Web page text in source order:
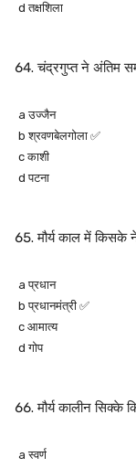
d तक्षशिला
चंद्रगुप्त ने अंतिम
a उज्जैन
b श्रवणबेलगोला ✅
c काशी
d पटना
मौर्य काल में किसके
a प्रधान
b प्रधानमंत्री ✅
c आमात्य
d गोप
मौर्य कालीन
a स्वर्ण